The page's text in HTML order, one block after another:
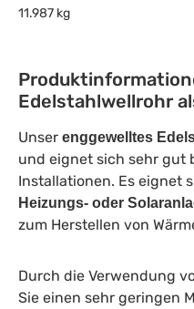
11.987 kg
Edelstahlwellrohr
Unser enggewelltes
und eignet sich sehr gut
Installationen. Es eignet
Heizungs- oder
zum Herstellen von
Durch die Verwendung
Sie einen sehr geringen